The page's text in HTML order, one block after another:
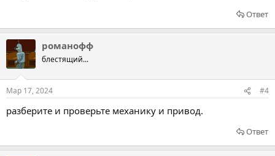
Ответ
романофф
блестящий...
Мар 17, 2024 #4
разберите и проверьте механику и привод.
Ответ